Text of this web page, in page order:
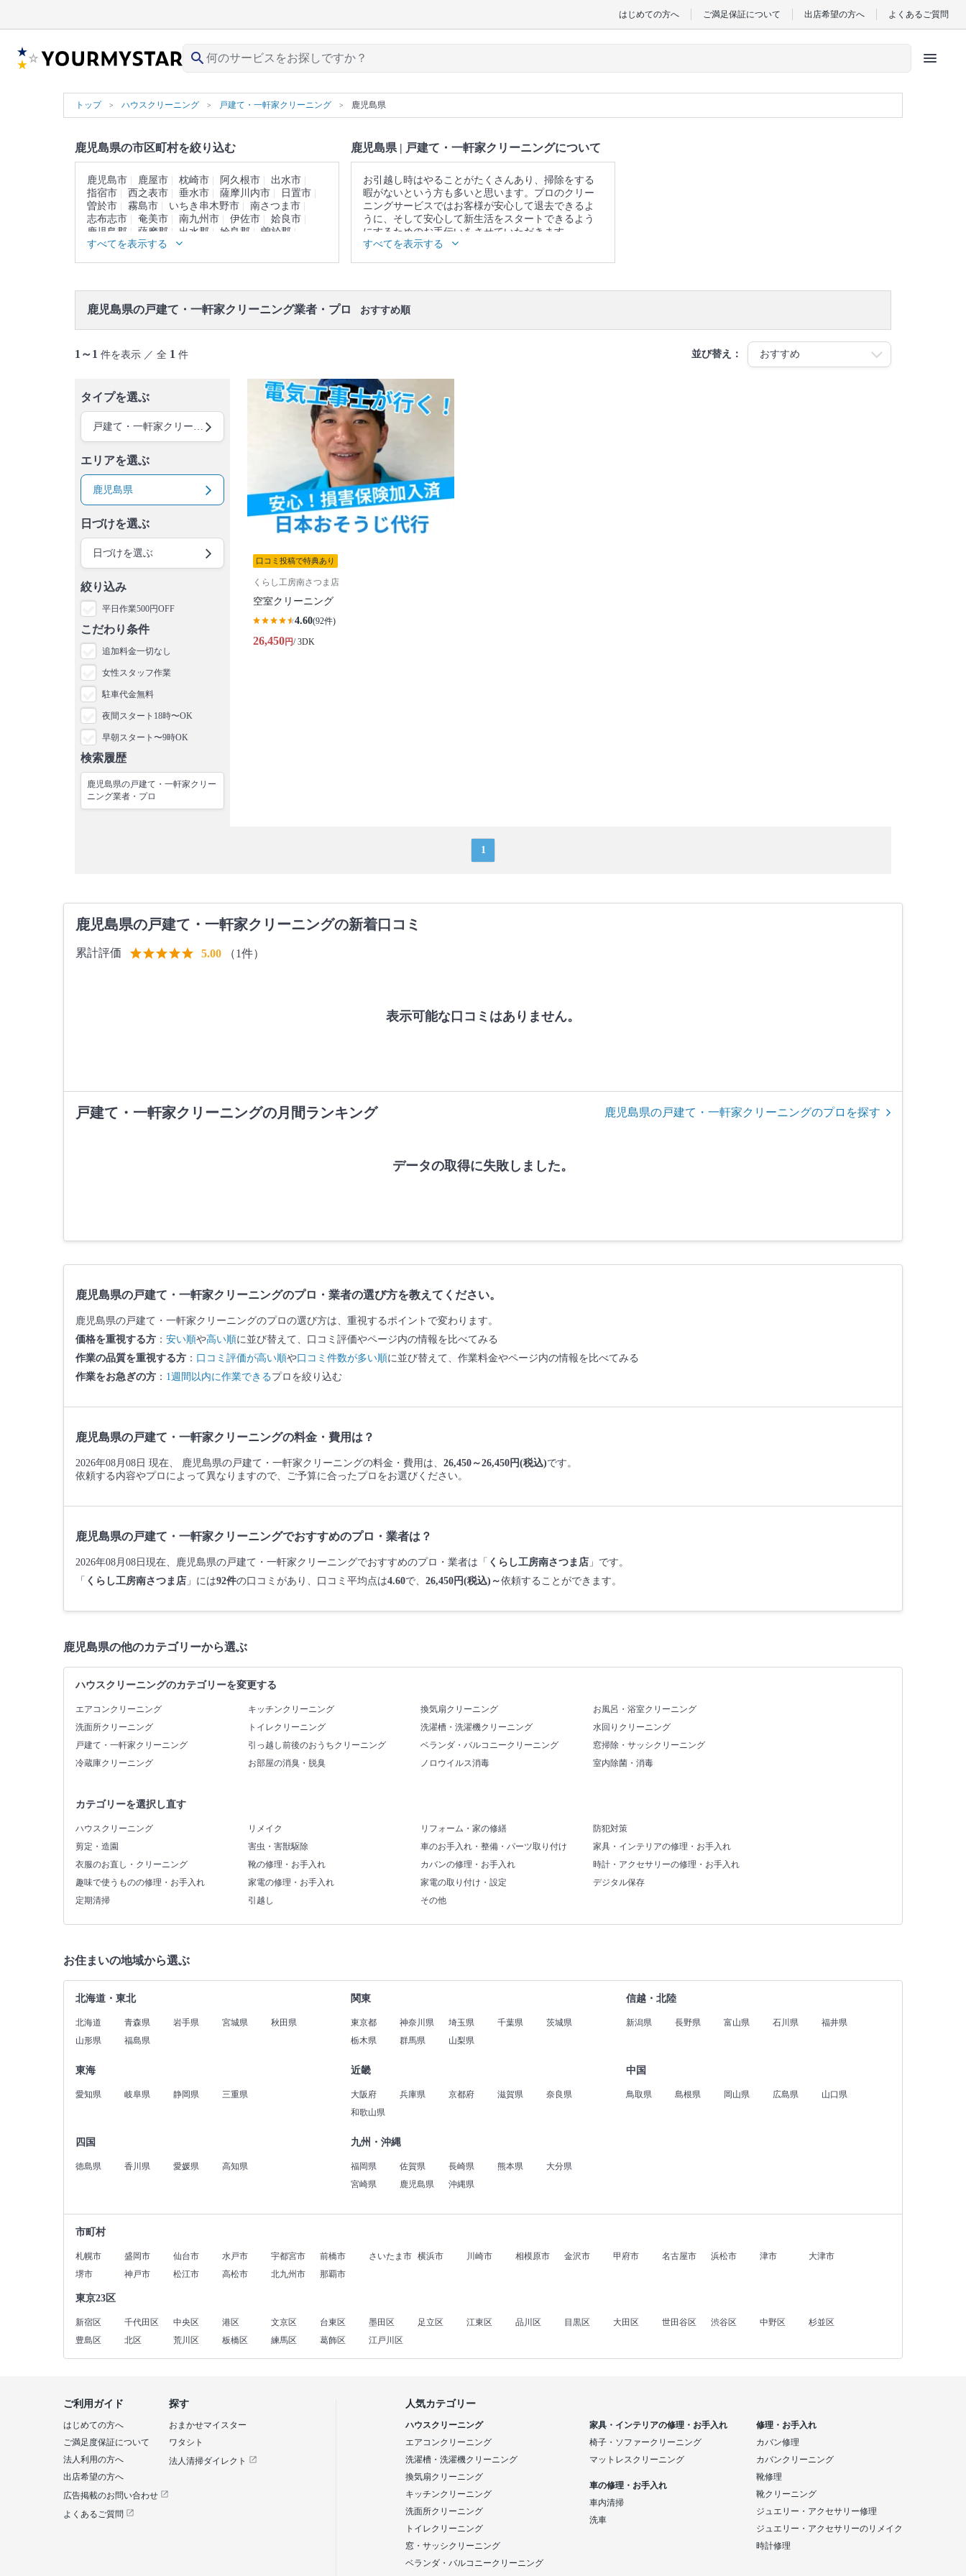
はじめての方へ ご満足保証について 出店希望の方へ よくあるご質問
search menu
トップ ハウスクリーニング 戸建て・一軒家クリーニング 鹿児島県
鹿児島県の市区町村を絞り込む
鹿児島市 鹿屋市 枕崎市 阿久根市
出水市
指宿市
西之表市 垂水市 薩摩川内市
日置市
曽於市
霧島市 いちき串木野市
南さつま市
志布志市
奄美市 南九州市 伊佐市
姶良市
鹿児島郡
薩摩郡 出水郡 姶良郡
曽於郡
肝属郡
熊毛郡 大島郡
すべてを表示する
鹿児島県 | 戸建て・一軒家クリーニングについて
お引越し時はやることがたくさんあり、掃除をする
暇がないという方も多いと思います。プロのクリー
ニングサービスではお客様が安心して退去できるよ
うに、そして安心して新生活をスタートできるよう
にするためのお手伝いをさせていただきます。
▼表示価格に含まれる戸建て・一軒家クリーニング
の作業範囲
井 / 壁面 / 床 / 廊下 / 階段 / 玄関
口コミもご参照ください。
すべてを表示する
鹿児島県の戸建て・一軒家クリーニング業者・プロ おすすめ順
1～1 件を表示 ／ 全 1 件 並び替え：
タイプを選ぶ
エリアを選ぶ
鹿児島県
日づけを選ぶ
日づけを選ぶ
絞り込み
平日作業500円OFF
こだわり条件
追加料金一切なし
女性スタッフ作業
駐車代金無料
夜間スタート18時〜OK
早朝スタート〜9時OK
検索履歴
鹿児島県の戸建て・一軒家クリー
ニング業者・プロ
口コミ投稿で特典あり
くらし工房南さつま店
空室クリーニング
4.60(92件)
26,450円/ 3DK
1
鹿児島県の戸建て・一軒家クリーニングの新着口コミ
累計評価 5.00 （1件）
表示可能な口コミはありません。
戸建て・一軒家クリーニングの月間ランキング 鹿児島県の戸建て・一軒家クリーニングのプロを探す
データの取得に失敗しました。
鹿児島県の戸建て・一軒家クリーニングのプロ・業者の選び方を教えてください。
鹿児島県の戸建て・一軒家クリーニングのプロの選び方は、重視するポイントで変わります。
価格を重視する方 ： 安い順や高い順に並び替えて、口コミ評価やページ内の情報を比べてみる
作業の品質を重視する方 ： 口コミ評価が高い順や口コミ件数が多い順に並び替えて、作業料金やページ内の情報を比べてみる
作業をお急ぎの方 ： 1週間以内に作業できるプロを絞り込む
鹿児島県の戸建て・一軒家クリーニングの料金・費用は？
2026年08月08日 現在、 鹿児島県の戸建て・一軒家クリーニングの料金・費用は、 26,450～26,450円(税込)です。
依頼する内容やプロによって異なりますので、ご予算に合ったプロをお選びください。
鹿児島県の戸建て・一軒家クリーニングでおすすめのプロ・業者は？
2026年08月08日現在、鹿児島県の戸建て・一軒家クリーニングでおすすめのプロ・業者は「 くらし工房南さつま店 」です。
「 くらし工房南さつま店 」には92件の口コミがあり、口コミ平均点は4.60で、 26,450円(税込)～依頼することができます。
鹿児島県の他のカテゴリーから選ぶ
ハウスクリーニングのカテゴリーを変更する
エアコンクリーニング キッチンクリーニング 換気扇クリーニング
お風呂・浴室クリーニング
洗面所クリーニング
トイレクリーニング 洗濯槽・洗濯機クリーニング
水回りクリーニング
戸建て・一軒家クリーニング
引っ越し前後のおうちクリーニング ベランダ・バルコニークリーニング
窓掃除・サッシクリーニング
冷蔵庫クリーニング
お部屋の消臭・脱臭 ノロウイルス消毒 室内除菌・消毒
カテゴリーを選択し直す
ハウスクリーニング リメイク リフォーム・家の修繕
防犯対策
剪定・造園
害虫・害獣駆除 車のお手入れ・整備・パーツ取り付け
家具・インテリアの修理・お手入れ
衣服のお直し・クリーニング
靴の修理・お手入れ カバンの修理・お手入れ
時計・アクセサリーの修理・お手入れ
趣味で使うものの修理・お手入れ
家電の修理・お手入れ 家電の取り付け・設定
デジタル保存
定期清掃
引越し その他
お住まいの地域から選ぶ
北海道・東北
北海道 青森県 岩手県 宮城県
秋田県
山形県
福島県
関東
東京都 神奈川県 埼玉県 千葉県
茨城県
栃木県
群馬県 山梨県
信越・北陸
新潟県 長野県 富山県 石川県 福井県
東海
愛知県 岐阜県 静岡県 三重県
近畿
大阪府 兵庫県 京都府 滋賀県
奈良県
和歌山県
中国
鳥取県 島根県 岡山県 広島県 山口県
四国
徳島県 香川県 愛媛県 高知県
九州・沖縄
福岡県 佐賀県 長崎県 熊本県
大分県
宮崎県
鹿児島県 沖縄県
市町村
札幌市 盛岡市 仙台市 水戸市 宇都宮市 前橋市 さいたま市 横浜市 川崎市 相模原市 金沢市 甲府市 名古屋市 浜松市 津市
大津市
堺市
神戸市 松江市 高松市 北九州市 那覇市
東京23区
新宿区 千代田区 中央区 港区 文京区 台東区 墨田区 足立区 江東区 品川区 目黒区 大田区 世田谷区 渋谷区 中野区
杉並区
豊島区
北区 荒川区 板橋区 練馬区 葛飾区 江戸川区
探す
おまかせマイスター
ワタシト
法人清掃ダイレクト
ご利用ガイド
はじめての方へ
ご満足度保証について
法人利用の方へ
出店希望の方へ
広告掲載のお問い合わせ
よくあるご質問
人気カテゴリー
ハウスクリーニング
エアコンクリーニング
洗濯槽・洗濯機クリーニング
換気扇クリーニング
キッチンクリーニング
洗面所クリーニング
トイレクリーニング
窓・サッシクリーニング
ベランダ・バルコニークリーニング
家具・インテリアの修理・お手入れ
椅子・ソファークリーニング
マットレスクリーニング
車の修理・お手入れ
車内清掃
洗車
修理・お手入れ
カバン修理
カバンクリーニング
靴修理
靴クリーニング
ジュエリー・アクセサリー修理
ジュエリー・アクセサリーのリメイク
時計修理